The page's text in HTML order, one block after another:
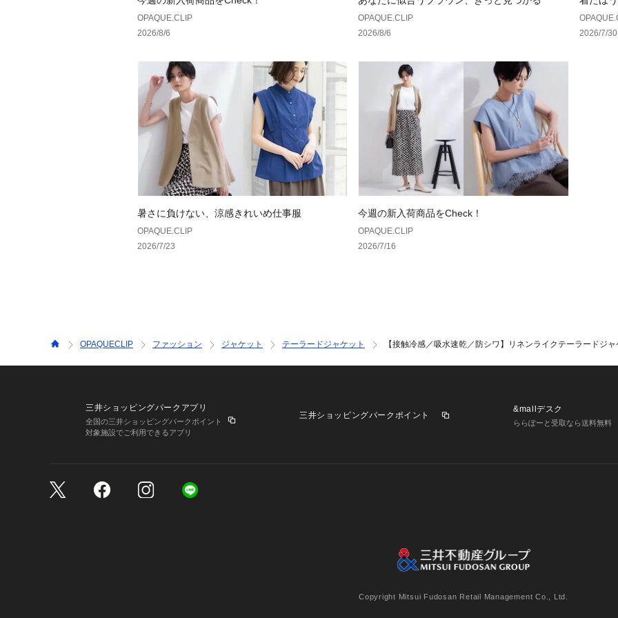
OPAQUE.CLIP
2026/8/6
OPAQUE.CLIP
2026/8/6
2026/7/30
暑さに負けない、涼感きれいめ仕事服
OPAQUE.CLIP
2026/7/23
今週の新入荷商品をCheck！
OPAQUE.CLIP
2026/7/16
OPAQUECLIP ファッション ジャケット テーラードジャケット 【接触冷感／吸水速乾／防シワ】リネンライクテーラードジャ
三井ショッピングパークアプリ
全国の三井ショッピングパークポイント
対象施設でご利用できるアプリ
三井ショッピングパークポイント
&mallデスク
ららぽーと受取なら送料無料
個人情報保護方針 個人情報の取り扱いについて
Copyright Mitsui Fudosan Retail Management Co., Ltd.